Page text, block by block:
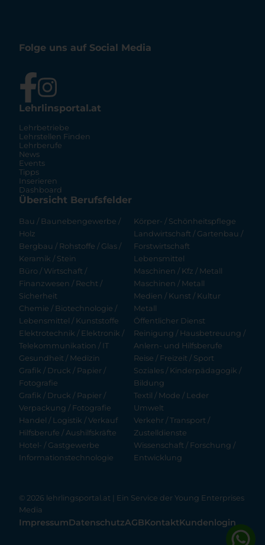
Folge uns auf Social Media
Lehrlinsportal.at
Lehrbetriebe
Lehrstellen Finden
Lehrberufe
News
Events
Tipps
Inserieren
Dashboard
Übersicht Berufsfelder
Bau / Baunebengewerbe /
Holz
Bergbau / Rohstoffe / Glas /
Keramik / Stein
Büro / Wirtschaft /
Finanzwesen / Recht /
Sicherheit
Chemie / Biotechnologie /
Lebensmittel / Kunststoffe
Elektrotechnik / Elektronik /
Telekommunikation / IT
Gesundheit / Medizin
Grafik / Druck / Papier /
Fotografie
Grafik / Druck / Papier /
Verpackung / Fotografie
Handel / Logistik / Verkauf
Hilfsberufe / Aushilfskräfte
Hotel- / Gastgewerbe
Informationstechnologie
Körper- / Schönheitspflege
Landwirtschaft / Gartenbau /
Forstwirtschaft
Lebensmittel
Maschinen / Kfz / Metall
Maschinen / Metall
Medien / Kunst / Kultur
Metall
Öffentlicher Dienst
Reinigung / Hausbetreuung /
Anlern- und Hilfsberufe
Reise / Freizeit / Sport
Soziales / Kinderpädagogik /
Bildung
Textil / Mode / Leder
Umwelt
Verkehr / Transport /
Zustelldienste
Wissenschaft / Forschung /
Entwicklung
© 2026 lehrlingsportal.at | Ein Service der Young Enterprises
Media
ImpressumDatenschutzAGBKontaktKundenlogin